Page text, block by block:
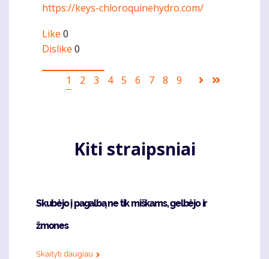
https://keys-chloroquinehydro.com/
Like 0
Dislike 0
Pagination
Current
1 Puslapis
2 Puslapis
3 Puslapis
4 Puslapis
5 Puslapis
6 Puslapis
7 Puslapis
8 Puslapis
9
Sekantis
Kiti straipsniai
Skubėjo į pagalbą ne tik miškams, gelbėjo ir
žmones
Skaityti daugiau